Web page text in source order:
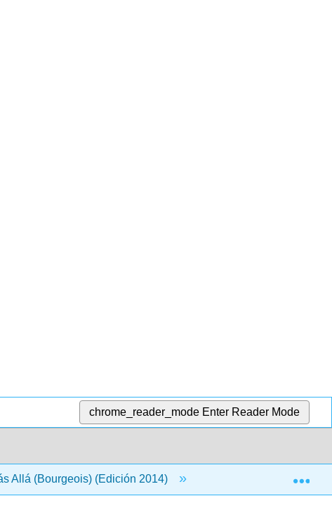
chrome_reader_mode Enter Reader Mode
Allá (Bourgeois) (Edición 2014) Volver Materia